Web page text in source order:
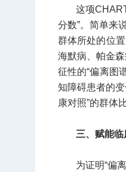
这项
分数”。简单来
群体所处的位
海默病、帕金
征性的“偏离图
知障碍患者的
康对照”的群体
三、赋能
为证明“偏